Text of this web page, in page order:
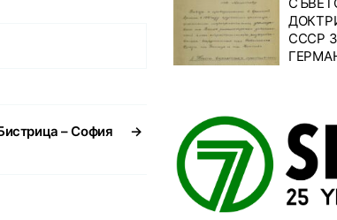
→
– София
СССР